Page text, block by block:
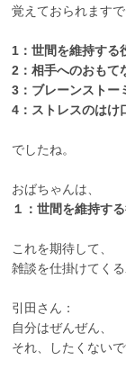
覚えておられます
1：世間を維持する
2：相手へのおもて
3：ブレーンストー
4：ストレスのはけ
でしたね。
おばちゃんは、
１：世間を維持す
これを期待して、
雑談を仕掛けてくる
引田さん：
自分はぜんぜん、
それ、したくないで